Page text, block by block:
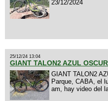
23/12/2024
25/12/24 13:04
GIANT TALON2 AZUL
GIANT TALON2
Parque, CABA, el
am, hay video del